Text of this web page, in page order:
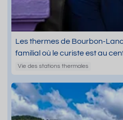
Les thermes de Bourbon-
familial où le curiste est au
Vie des stations thermales